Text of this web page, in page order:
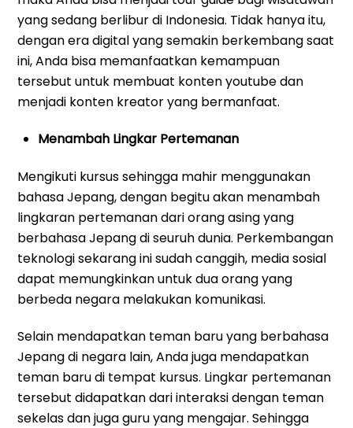
yang sedang berlibur di Indonesia. Tidak hanya itu,
dengan era digital yang semakin berkembang saat
ini, Anda bisa memanfaatkan kemampuan
tersebut untuk membuat konten youtube dan
menjadi konten kreator yang bermanfaat.
Menambah Lingkar Pertemanan
Mengikuti kursus sehingga mahir menggunakan
bahasa Jepang, dengan begitu akan menambah
lingkaran pertemanan dari orang asing yang
berbahasa Jepang di seuruh dunia. Perkembangan
teknologi sekarang ini sudah canggih, media sosial
dapat memungkinkan untuk dua orang yang
berbeda negara melakukan komunikasi.
Selain mendapatkan teman baru yang berbahasa
Jepang di negara lain, Anda juga mendapatkan
teman baru di tempat kursus. Lingkar pertemanan
tersebut didapatkan dari interaksi dengan teman
sekelas dan juga guru yang mengajar. Sehingga